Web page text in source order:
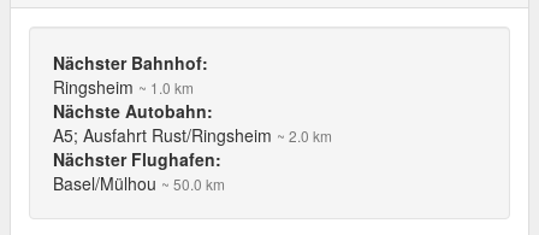
Nächster Bahnhof:
Ringsheim ~ 1.0 km
Nächste Autobahn:
A5; Ausfahrt Rust/Ringsheim ~ 2.0 km
Nächster Flughafen:
Basel/Mülhou ~ 50.0 km